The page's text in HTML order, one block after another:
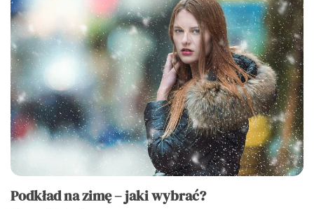
Podkład na zimę – jaki wybrać?